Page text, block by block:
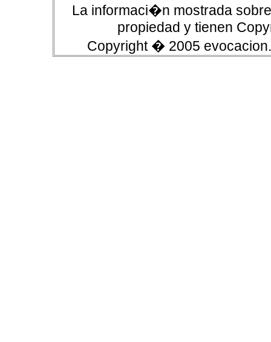
La informaci�n mostrada
propiedad y tienen
Copyright � 2005